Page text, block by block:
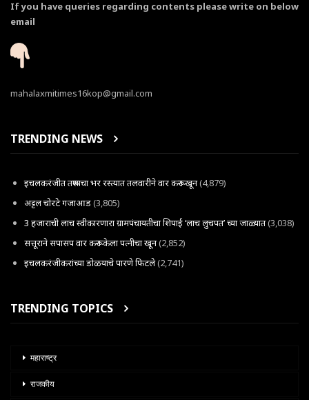
If you have queries regarding contents please write on below
email
mahalaxmitimes16kop@gmail.com
TRENDING NEWS
इचलकरंजीत तरूणाचा भर रस्त्यात तलवारीने वार करून खून(4,879)
अट्टल चोरटे गजाआड(3,805)
3 हजाराची लाच स्वीकारणारा ग्रामपंचायतीचा शिपाई ‘लाच लुचपत’ च्या जाळ्यात(3,038)
सत्तूराने सपासप वार करून केला पत्नीचा खून(2,852)
इचलकरंजीकरांच्या डोळयाचे पारणे फिटले(2,741)
TRENDING TOPICS
महाराष्ट्र
राजकीय